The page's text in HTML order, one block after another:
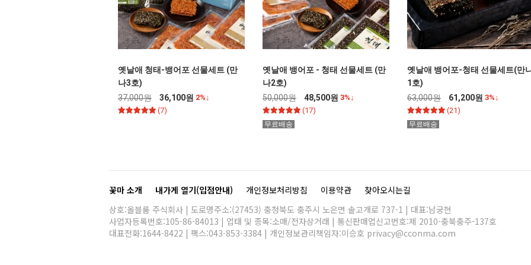
옛날애 청태-뱅어포 선물세트 (만
나3호)
37,000원
36,100원 2%↓
(7)
옛날애 뱅어포 - 청태 선물세트 (만
나2호)
50,000원
48,500원 3%↓
(17)
무료배송
옛날애 뱅어포-청태 선물세트(만
1호)
63,000원
61,200원 3%↓
(21)
무료배송
꽃마 소개 내가게 열기(입점안내) 개인정보처리방침 이용약관
찾아오시는길
상호:올블룸 주식회사 | 도로명주소:(27453) 충청북도 충주시 노은면 솔고개로 737-1 | 대표:남궁현
사업자등록번호:105-86-84013 | 업태 및 종목:소매/전자상거래 | 통신판매업신고번호:제 2010-충북충주-137호
대표전화:1644-8422 | 팩스:043-853-3384 | 개인정보관리책임자:이승호 privacy@cconma.com